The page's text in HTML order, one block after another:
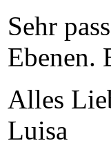
Sehr
Ebenen.
Alles
Luisa